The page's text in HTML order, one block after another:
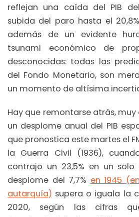
reflejan una caída del PIB
subida del paro hasta el
además de un evidente
tsunami económico de
desconocidas: todas las
del Fondo Monetario, son
un momento de altísima
Hay que remontarse atrás,
un desplome anual del PIB
que pronostica este martes el
la Guerra Civil (1936),
contrajo un 23,5% en un solo
desplome del 7,7% en 1945
autarquía) supera o iguala la
2020, según las cifras